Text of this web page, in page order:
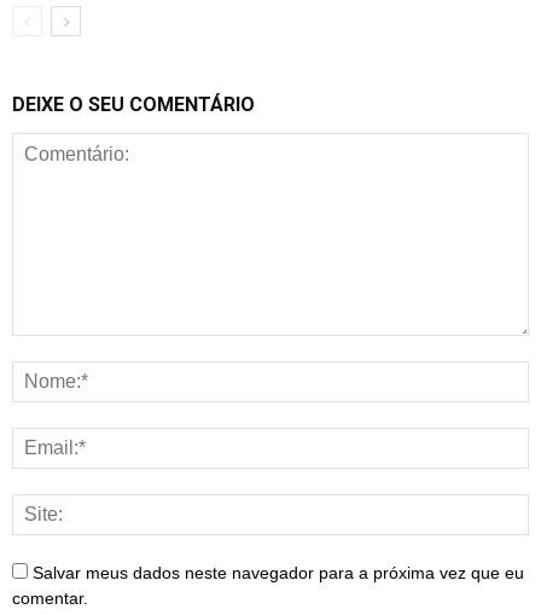
DEIXE O SEU COMENTÁRIO
Salvar meus dados neste navegador para a próxima vez que eu
comentar.